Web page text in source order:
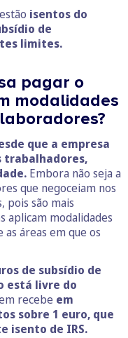
isentos do
de
limites.
pagar o
modalidades
que a empresa
trabalhadores,
Embora não seja a
que negoceiam nos
pois são mais
aplicam modalidades
áreas em que os
de subsídio de
está livre do
recebe em
sobre 1 euro, que
isento de IRS.